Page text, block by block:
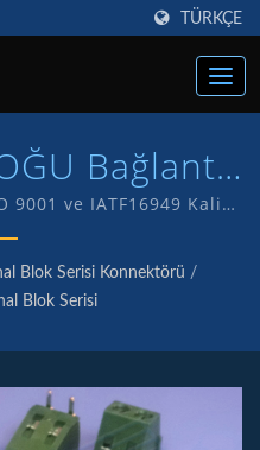
TÜRKÇE
Bağlantı
Akım
| TKP
9001 ve IATF16949 Kalite
kaliteli hizmet ve
bir göstergesidir.
kendi ürünlerimizin Ar-
Blok Serisi Konnektörü /
Blok Serisi